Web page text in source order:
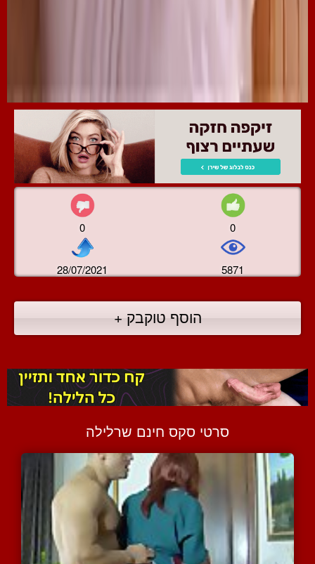
0 0
28/07/2021 5871
הוסף טוקבק +
סרטי סקס חינם שרלילה